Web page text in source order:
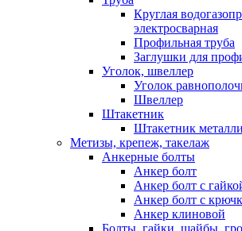
Круглая
электросварная
Профильная труба
Заглушки для
Уголок, швеллер
Уголок
Швеллер
Штакетник
Штакетник
Метизы, крепеж, такелаж
Анкерные болты
Анкер болт
Анкер болт с
Анкер болт с
Анкер клиновой
Болты, гайки, шайбы,